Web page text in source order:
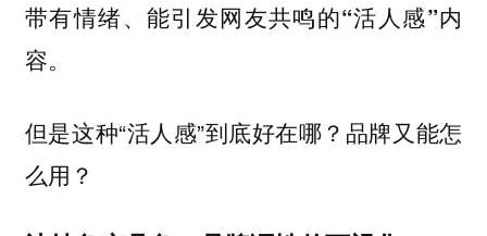
带有情绪、能引发网友共鸣的“活人感”内
容。
但是这种“活人感”到底好在哪？品牌又能怎
么用？